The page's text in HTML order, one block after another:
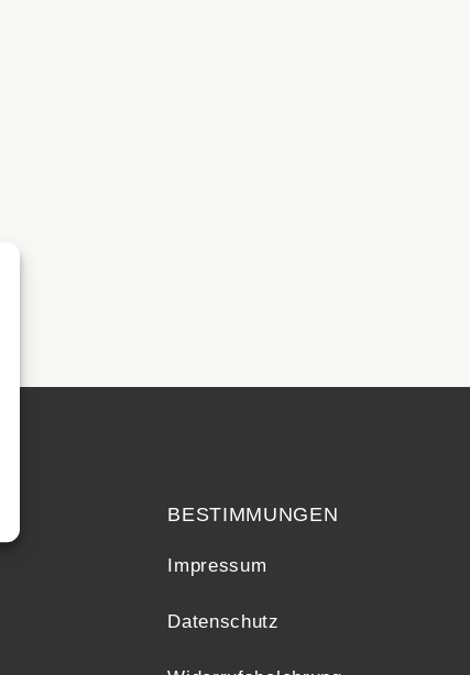
BESTIMMUNGEN
Impressum
Datenschutz